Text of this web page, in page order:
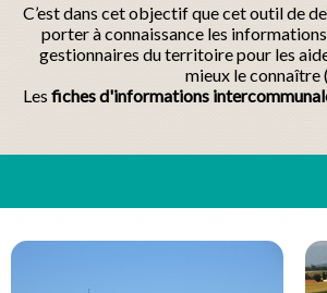
C’est dans cet objectif que cet outil de
porter à connaissance les
gestionnaires du territoire pour les
mieux le connaître
Les fiches d'informations